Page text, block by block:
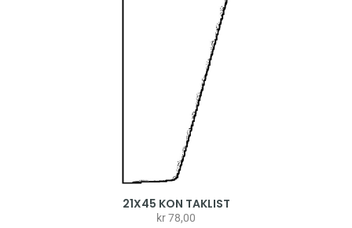
21X45 KON TAKLIST
kr78,00